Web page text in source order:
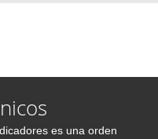
es una orden